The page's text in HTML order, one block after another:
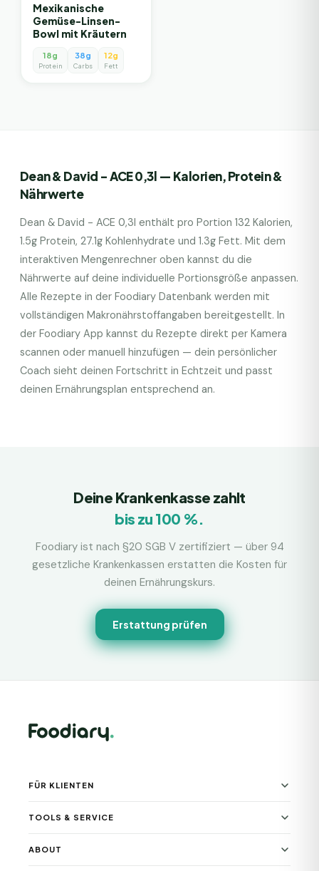
Mexikanische
Gemüse-Linsen-
Bowl mit Kräutern
18g
Protein
38g
Carbs
12g
Fett
Dean & David - ACE 0,3l — Kalorien, Protein &
Nährwerte
Dean & David - ACE 0,3l enthält pro Portion 132 Kalorien,
1.5g Protein, 27.1g Kohlenhydrate und 1.3g Fett. Mit dem
interaktiven Mengenrechner oben kannst du die
Nährwerte auf deine individuelle Portionsgröße anpassen.
Alle Rezepte in der Foodiary Datenbank werden mit
vollständigen Makronährstoffangaben bereitgestellt. In
der Foodiary App kannst du Rezepte direkt per Kamera
scannen oder manuell hinzufügen — dein persönlicher
Coach sieht deinen Fortschritt in Echtzeit und passt
deinen Ernährungsplan entsprechend an.
Deine Krankenkasse zahlt
bis zu 100 %.
Foodiary ist nach §20 SGB V zertifiziert — über 94
gesetzliche Krankenkassen erstatten die Kosten für
deinen Ernährungskurs.
Erstattung prüfen
FÜR KLIENTEN
TOOLS & SERVICE
ABOUT